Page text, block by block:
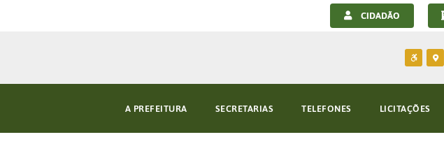
CIDADÃO
A PREFEITURA SECRETARIAS TELEFONES LICITAÇÕES